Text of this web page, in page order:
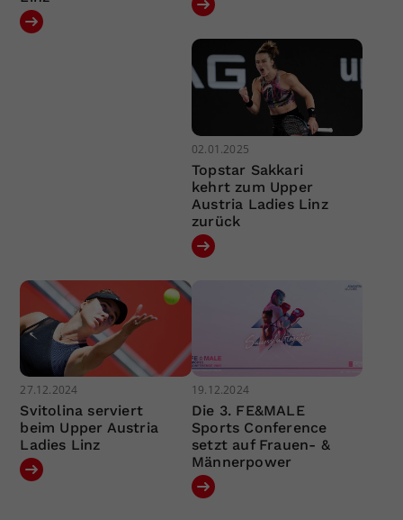
02.01.2025
Topstar Sakkari
kehrt zum Upper
Austria Ladies Linz
zurück
27.12.2024
Svitolina serviert
beim Upper Austria
Ladies Linz
19.12.2024
Die 3. FE&MALE
Sports Conference
setzt auf Frauen- &
Männerpower